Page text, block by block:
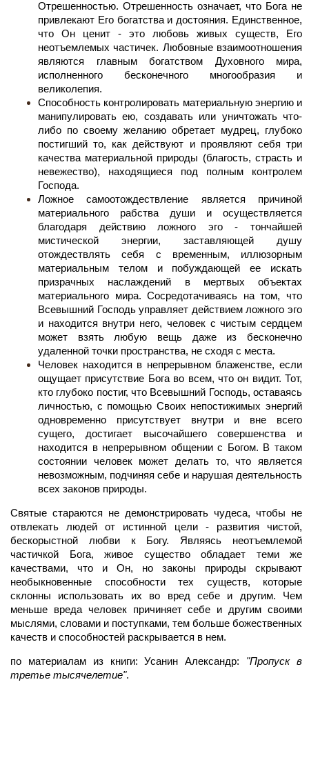
Отрешенностью. Отрешенность означает, что Бога не
привлекают Его богатства и достояния. Единственное,
что Он ценит - это любовь живых существ, Его
неотъемлемых частичек. Любовные взаимоотношения
являются главным богатством Духовного мира,
исполненного бесконечного многообразия и
великолепия.
Способность контролировать материальную энергию и
манипулировать ею, создавать или уничтожать что-
либо по своему желанию обретает мудрец, глубоко
постигший то, как действуют и проявляют себя три
качества материальной природы (благость, страсть и
невежество), находящиеся под полным контролем
Господа.
Ложное самоотождествление является причиной
материального рабства души и осуществляется
благодаря действию ложного эго - тончайшей
мистической энергии, заставляющей душу
отождествлять себя с временным, иллюзорным
материальным телом и побуждающей ее искать
призрачных наслаждений в мертвых объектах
материального мира. Сосредотачиваясь на том, что
Всевышний Господь управляет действием ложного эго
и находится внутри него, человек с чистым сердцем
может взять любую вещь даже из бесконечно
удаленной точки пространства, не сходя с места.
Человек находится в непрерывном блаженстве, если
ощущает присутствие Бога во всем, что он видит. Тот,
кто глубоко постиг, что Всевышний Господь, оставаясь
личностью, с помощью Своих непостижимых энергий
одновременно присутствует внутри и вне всего
сущего, достигает высочайшего совершенства и
находится в непрерывном общении с Богом. В таком
состоянии человек может делать то, что является
невозможным, подчиняя себе и нарушая деятельность
всех законов природы.
Святые стараются не демонстрировать чудеса, чтобы не
отвлекать людей от истинной цели - развития чистой,
бескорыстной любви к Богу. Являясь неотъемлемой
частичкой Бога, живое существо обладает теми же
качествами, что и Он, но законы природы скрывают
необыкновенные способности тех существ, которые
склонны использовать их во вред себе и другим. Чем
меньше вреда человек причиняет себе и другим своими
мыслями, словами и поступками, тем больше божественных
качеств и способностей раскрывается в нем.
по материалам из книги: Усанин Александр: "Пропуск в
третье тысячелетие".